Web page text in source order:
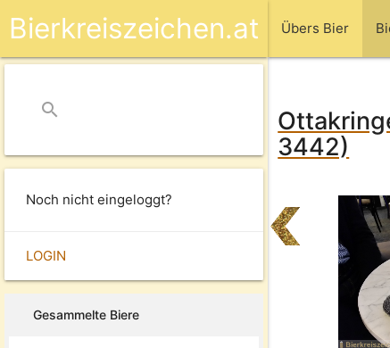
Übers Bier
Bierkreiszeichen.at
search
Noch nicht eingeloggt?
LOGIN
Gesammelte Biere
3442)